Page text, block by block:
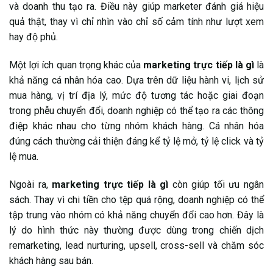
và doanh thu tạo ra. Điều này giúp marketer đánh giá hiệu
quả thật, thay vì chỉ nhìn vào chỉ số cảm tính như lượt xem
hay độ phủ.
Một lợi ích quan trọng khác của marketing trực tiếp là gìlà
khả năng cá nhân hóa cao. Dựa trên dữ liệu hành vi, lịch sử
mua hàng, vị trí địa lý, mức độ tương tác hoặc giai đoạn
trong phễu chuyển đổi, doanh nghiệp có thể tạo ra các thông
điệp khác nhau cho từng nhóm khách hàng. Cá nhân hóa
đúng cách thường cải thiện đáng kể tỷ lệ mở, tỷ lệ click và tỷ
lệ mua.
Ngoài ra, marketing trực tiếp là gì còn giúp tối ưu ngân
sách. Thay vì chi tiền cho tệp quá rộng, doanh nghiệp có thể
tập trung vào nhóm có khả năng chuyển đổi cao hơn. Đây là
lý do hình thức này thường được dùng trong chiến dịch
remarketing, lead nurturing, upsell, cross-sell và chăm sóc
khách hàng sau bán.